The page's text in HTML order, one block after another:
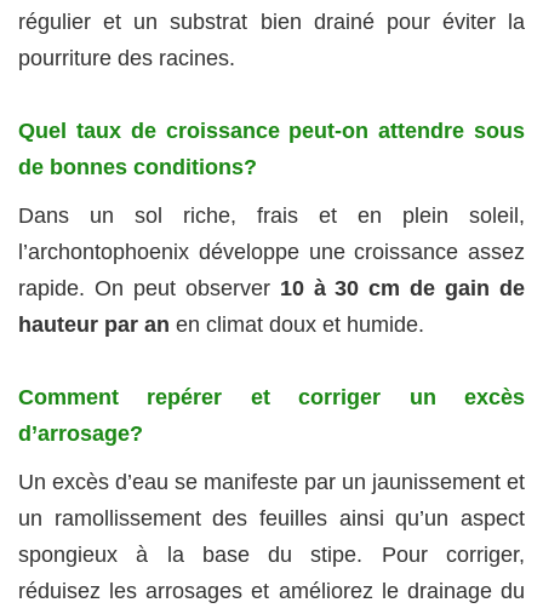
régulier et un substrat bien drainé pour éviter la
pourriture des racines.
Quel taux de croissance peut-on attendre sous
de bonnes conditions?
Dans un sol riche, frais et en plein soleil,
l’archontophoenix développe une croissance assez
rapide. On peut observer 10 à 30 cm de gain de
hauteur par an en climat doux et humide.
Comment repérer et corriger un excès
d’arrosage?
Un excès d’eau se manifeste par un jaunissement et
un ramollissement des feuilles ainsi qu’un aspect
spongieux à la base du stipe. Pour corriger,
réduisez les arrosages et améliorez le drainage du